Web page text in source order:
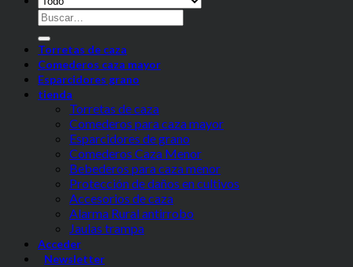
Torretas de caza
Comederos caza mayor
Esparcidores grano
tienda
Torretas de caza
Comederos para caza mayor
Esparcidores de grano
Comederos Caza Menor
Bebederos para caza menor
Protección de daños en cultivos
Accesorios de caza
Alarma Rural antirrobo
Jaulas trampa
Acceder
Newsletter